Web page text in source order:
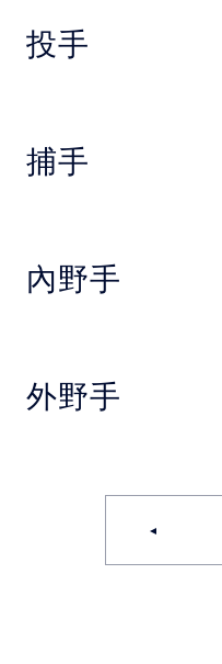
投手
捕手
內野手
外野手